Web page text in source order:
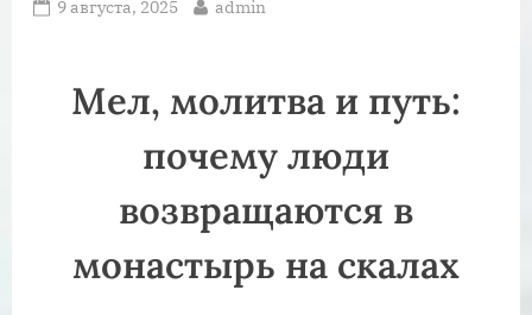
Posted
9 августа, 2025 By
admin
Мел, молитва и путь:
почему люди
возвращаются в
монастырь на скалах